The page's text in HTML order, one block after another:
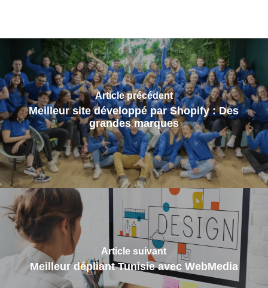
Article précédent
Meilleur site développé par Shopify : Des
grandes marques
Article suivant
Meilleur dépliant Tunisie avec WebMedia